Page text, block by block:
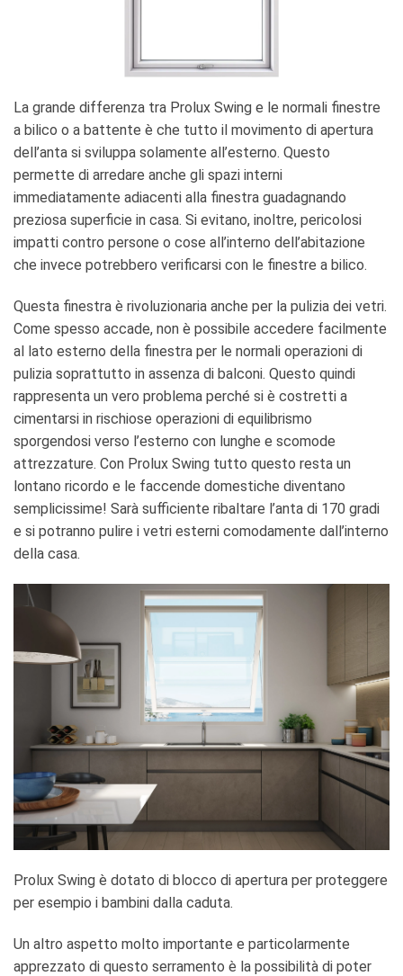
La grande differenza tra Prolux Swing e le normali finestre
a bilico o a battente è che tutto il movimento di apertura
dell’anta si sviluppa solamente all’esterno. Questo
permette di arredare anche gli spazi interni
immediatamente adiacenti alla finestra guadagnando
preziosa superficie in casa. Si evitano, inoltre, pericolosi
impatti contro persone o cose all’interno dell’abitazione
che invece potrebbero verificarsi con le finestre a bilico.
Questa finestra è rivoluzionaria anche per la pulizia dei vetri.
Come spesso accade, non è possibile accedere facilmente
al lato esterno della finestra per le normali operazioni di
pulizia soprattutto in assenza di balconi. Questo quindi
rappresenta un vero problema perché si è costretti a
cimentarsi in rischiose operazioni di equilibrismo
sporgendosi verso l’esterno con lunghe e scomode
attrezzature. Con Prolux Swing tutto questo resta un
lontano ricordo e le faccende domestiche diventano
semplicissime! Sarà sufficiente ribaltare l’anta di 170 gradi
e si potranno pulire i vetri esterni comodamente dall’interno
della casa.
Prolux Swing è dotato di blocco di apertura per proteggere
per esempio i bambini dalla caduta.
Un altro aspetto molto importante e particolarmente
apprezzato di questo serramento è la possibilità di poter